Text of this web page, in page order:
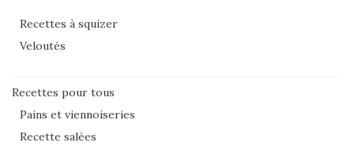
Recettes à squizer
Veloutés
Recettes pour tous
Pains et viennoiseries
Recette salées